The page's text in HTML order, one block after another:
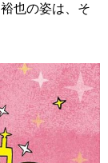
也の姿は、そ